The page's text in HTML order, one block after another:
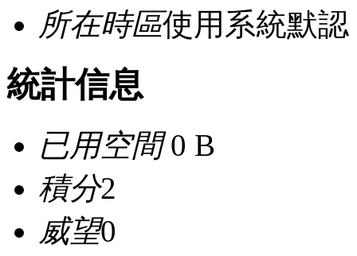
所在時區使用系統默認
統計信息
已用空間0 B
積分2
威望0